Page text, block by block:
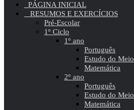
PÁGINA INICIAL
RESUMOS E EXERCÍCIOS
Pré-Escolar
1º Ciclo
1º ano
Português
Estudo do Meio
Matemática
2º ano
Português
Estudo do Meio
Matemática